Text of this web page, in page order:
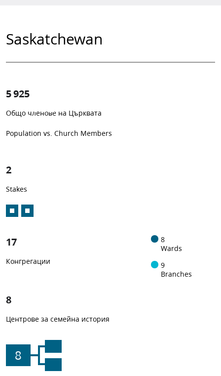
Saskatchewan
5 925
Общо членове на Църквата
0.52%
1 -in- 192
Population vs. Church Members
2
Stakes
17
Конгрегации
8
Wards
9
Branches
8
Центрове за семейна история
8